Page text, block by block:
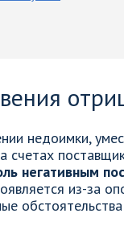
недоимки,
счетах
негативным
из-за